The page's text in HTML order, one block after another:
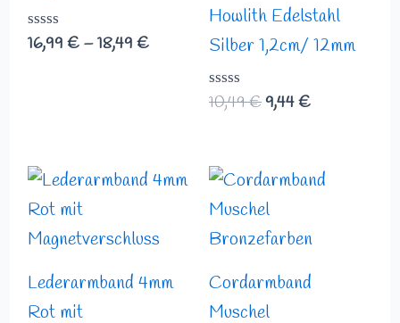
Bewertet
mit
16,99 € –18,49 €
Howlith Edelstahl
Silber 1,2cm/ 12mm
Bewertet
mit
10,49€9,44€
Lederarmband 4mm
Rot mit
Cordarmband
Muschel